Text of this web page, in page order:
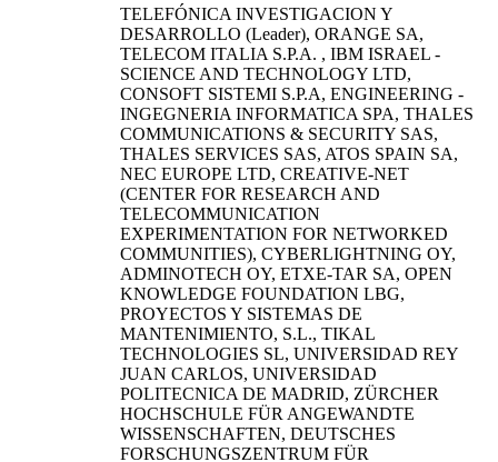
TELEFÓNICA INVESTIGACION Y
DESARROLLO (Leader), ORANGE SA,
TELECOM ITALIA S.P.A. , IBM ISRAEL -
SCIENCE AND TECHNOLOGY LTD,
CONSOFT SISTEMI S.P.A, ENGINEERING -
INGEGNERIA INFORMATICA SPA, THALES
COMMUNICATIONS & SECURITY SAS,
THALES SERVICES SAS, ATOS SPAIN SA,
NEC EUROPE LTD, CREATIVE-NET
(CENTER FOR RESEARCH AND
TELECOMMUNICATION
EXPERIMENTATION FOR NETWORKED
COMMUNITIES), CYBERLIGHTNING OY,
ADMINOTECH OY, ETXE-TAR SA, OPEN
KNOWLEDGE FOUNDATION LBG,
PROYECTOS Y SISTEMAS DE
MANTENIMIENTO, S.L., TIKAL
TECHNOLOGIES SL, UNIVERSIDAD REY
JUAN CARLOS, UNIVERSIDAD
POLITECNICA DE MADRID, ZÜRCHER
HOCHSCHULE FÜR ANGEWANDTE
WISSENSCHAFTEN, DEUTSCHES
FORSCHUNGSZENTRUM FÜR